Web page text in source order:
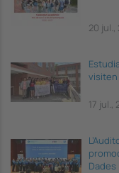
20 jul.,
visiten
17 jul.,
Dades